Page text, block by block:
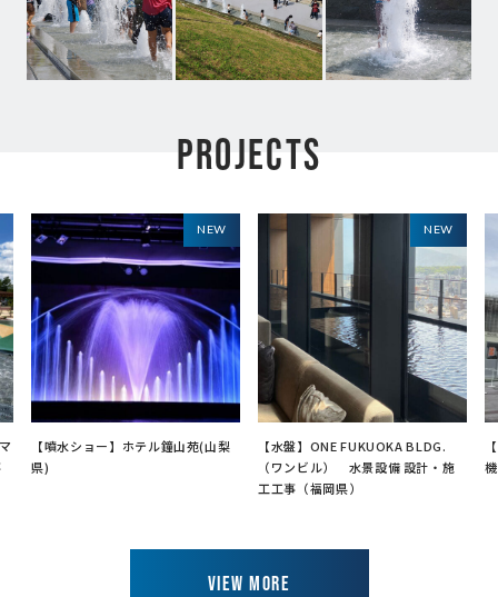
PROJECTS
NEW
【噴水ショー】ホテル鐘山苑(山梨
県)
NEW
【水盤】ONE FUKUOKA BLDG.
（ワンビル） 水景設備 設計・施
工工事（福岡県）
VIEW MORE